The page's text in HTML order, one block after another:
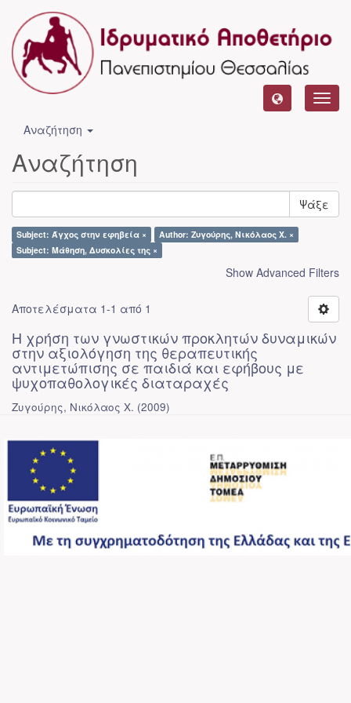
Αναζήτηση
Αναζήτηση
Ψάξε
Subject: Άγχος στην εφηβεία ×
Author: Ζυγούρης, Νικόλαος Χ. ×
Subject: Μάθηση, Δυσκολίες της ×
Show Advanced Filters
Αποτελέσματα 1-1 από 1
Η χρήση των γνωστικών προκλητών δυναμικών
στην αξιολόγηση της θεραπευτικής
αντιμετώπισης σε παιδιά και εφήβους με
ψυχοπαθολογικές διαταραχές
Ζυγούρης, Νικόλαος Χ. (2009)